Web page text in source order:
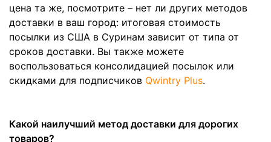
цена та же, посмотрите – нет ли других методов
доставки в ваш город: итоговая стоимость
посылки из США в Суринам зависит от типа от
сроков доставки. Вы также можете
воспользоваться консолидацией посылок или
скидками для подписчиков Qwintry Plus.
Какой наилучший метод доставки для дорогих
товаров?